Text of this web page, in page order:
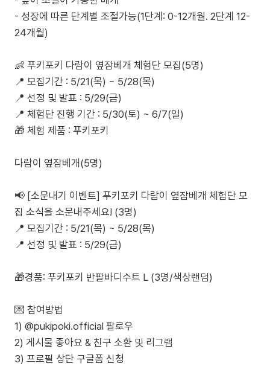
- 성장에 따른 단계별 조절가능(1단계: 0-12개월. 2단계 12-
24개월)
👶 푸키포키 다람이 옆잠베개 체험단 모집(5명)
📍 모집기간 : 5/21(목) ~ 5/28(목)
📍 선정 및 발표 : 5/29(금)
📍 체험단 진행 기간 : 5/30(토) ~ 6/7(일)
🎁 체험 제품 : 푸키포키
다람이 옆잠베개(5명)
📢 [소문내기 이벤트] 푸키포키 다람이 옆잠베개 체험단 모
집 소식을 소문내주세요! (3명)
📍 모집기간 : 5/21(목) ~ 5/28(목)
📍 선정 및 발표 : 5/29(금)
🎁경품: 푸키포키 반팔바디수트 L (3명/색상랜덤)
💌 참여방법
1) @pukipoki.official 팔로우
2) 게시물 좋아요 & 친구 소환 및 리그램
3) 프로필 상단 구글폼 신청